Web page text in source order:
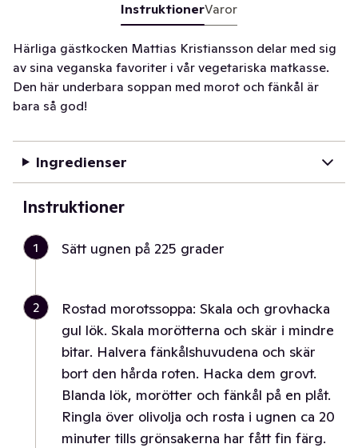
InstruktionerVaror
Härliga gästkocken Mattias Kristiansson delar med sig
av sina veganska favoriter i vår vegetariska matkasse.
Den här underbara soppan med morot och fänkål är
bara så god!
Ingredienser
Instruktioner
1 Sätt ugnen på 225 grader
2
Rostad morotssoppa: Skala och grovhacka
gul lök. Skala morötterna och skär i mindre
bitar. Halvera fänkålshuvudena och skär
bort den hårda roten. Hacka dem grovt.
Blanda lök, morötter och fänkål på en plåt.
Ringla över olivolja och rosta i ugnen ca 20
minuter tills grönsakerna har fått fin färg.